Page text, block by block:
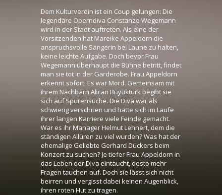
Dem Kulturverein ist ein Coup gelungen: Die
legendäre Operndiva Constanze Wegemann
wird in der Stadt auftreten. Als eine der
Vorsitzenden hat Mareike Appeldorn die
anspruchsvolle Sängerin bei Laune zu halten,
keine leichte Aufgabe. Doch bevor Frau
Wegemann überhaupt die Bühne betritt, findet
man sie tot in der Garderobe. Frau Appeldorn
erkennt sofort: Es war Mord. Gemeinsam mit
ihrem Nachbarn Alican Büyüktürk begibt sie
sich auf Spurensuche. Die Diva war als
schwierig verschrien und hatte sich im Laufe
ihrer langen Karriere viele Feinde gemacht.
War es ihr Manager Helmut Lehnert, dem die
ständigen Allüren zu viel wurden? Was hat der
ehemalige Geliebte Gerhard Dückers beim
Konzert zu suchen? Je tiefer Frau Appeldorn in
das Leben der Diva eintaucht, desto mehr
Fragen tauchen auf. Doch sie lässt sich nicht
beirren und vergisst dabei keinen Augenblick,
ihren roten Hut zu tragen.